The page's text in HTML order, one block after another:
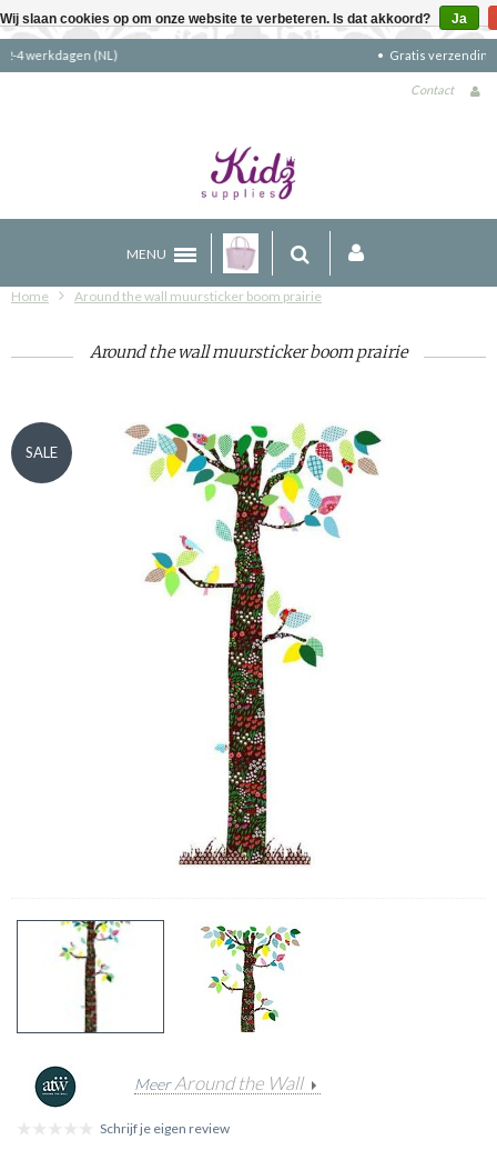
Contact
MENU
Home Around the wall muursticker boom prairie
Around the wall muursticker boom prairie
SALE
MeerAround the Wall
Schrijf je eigen review
Wij slaan cookies op om onze website te verbeteren. Is dat akkoord? Ja